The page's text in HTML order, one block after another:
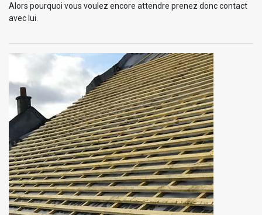
Alors pourquoi vous voulez encore attendre prenez donc contact
avec lui.